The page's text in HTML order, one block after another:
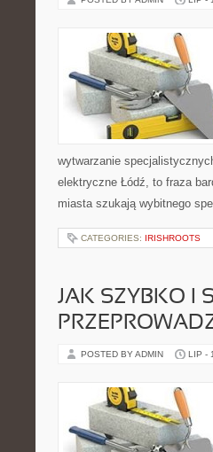
wytwarzanie
elektryczne Łódź, to fraza
miasta szukają wybitnego
CATEGORIES: IRISHROOTS
JAK SZYBKO I
POSTED BY ADMIN LIP -